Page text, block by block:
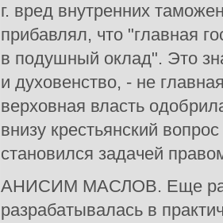
г. вред внутренних
прибавлял, что "главная
в подушный оклад". Это
и духовенство, - не
верховная власть
внизу крестьянский
становился задачей
АНИСИМ МАСЛОВ. Еще
разрабатывалась в